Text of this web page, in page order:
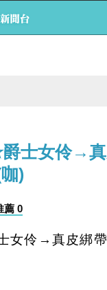
士女伶→
)
薦 0
女伶→真皮綁